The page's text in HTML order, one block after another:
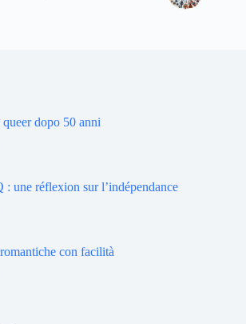
dopo 50 anni
une réflexion sur l’indépendance
con facilità